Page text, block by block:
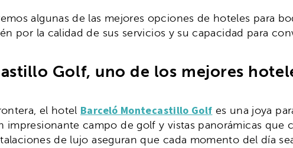
algunas de las mejores opciones de hoteles para
por la calidad de sus servicios y su capacidad para
Golf, uno de los mejores
el hotel Barceló Montecastillo Golf es una joya
impresionante campo de golf y vistas panorámicas que
de lujo aseguran que cada momento del día